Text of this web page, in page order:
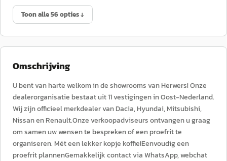
Toon alle 56 opties ↓
Omschrijving
U bent van harte welkom in de showrooms van Herwers! Onze
dealerorganisatie bestaat uit 11 vestigingen in Oost-Nederland.
Wij zijn officieel merkdealer van Dacia, Hyundai, Mitsubishi,
Nissan en Renault.Onze verkoopadviseurs ontvangen u graag
om samen uw wensen te bespreken of een proefrit te
organiseren. Mét een lekker kopje koffie!Eenvoudig een
proefrit plannenGemakkelijk contact via WhatsApp, webchat